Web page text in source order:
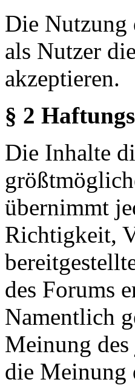
Die Nutzung
als Nutzer
akzeptieren.
§ 2
Die Inhalte
übernimmt
Richtigkeit,
des Forums
Namentlich
Meinung
die Meinung